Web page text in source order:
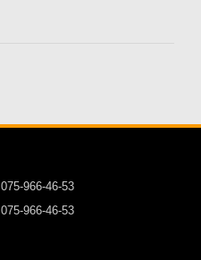
075-966-46-53
075-966-46-53